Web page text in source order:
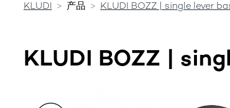
KLUDI 产品 KLUDI BOZZ | single lever
KLUDI BOZZ |